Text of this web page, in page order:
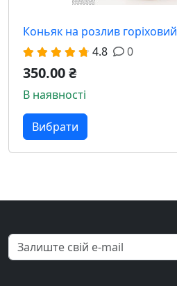
Коньяк на розлив горіховий
4.8
0
350.00 ₴
В наявності
Вибрати